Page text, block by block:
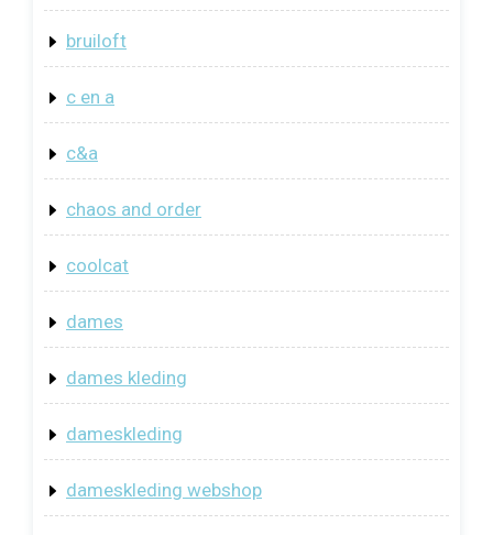
bruiloft
c en a
c&a
chaos and order
coolcat
dames
dames kleding
dameskleding
dameskleding webshop